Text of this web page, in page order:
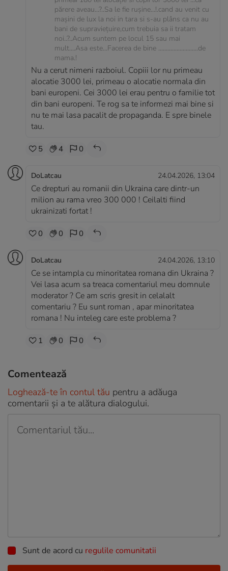
părere aveau...?..Sa le fie rușine...!.cand au venit cu
mașini de lux la noi in tara si s-au plâns ca nu au
bani de supraviețuire,cum trebuia sa ii tratam
noi..?..Acum suntem pe locul 15 sau mai
mult....Asa este...Facerea de bine ..........................de
mama.!
Nu a cerut nimeni razboiul. Copiii lor nu primeau
alocatie 3000 lei, primeau o alocatie normala din
bani europeni. Cei 3000 lei erau pentru o familie tot
din bani europeni. Te rog sa te informezi mai bine si
nu te mai lasa pacalit de propaganda. E spre binele
tau.
5 4 0
DoLatcau 24.04.2026, 13:04
Ce drepturi au romanii din Ukraina care dintr-un
milion au rama vreo 300 000 ! Ceilalti fiind
ukrainizati fortat !
0 0 0
DoLatcau 24.04.2026, 13:10
Ce se intampla cu minoritatea romana din Ukraina ?
Vei lasa acum sa treaca comentariul meu domnule
moderator ? Ce am scris gresit in celalalt
comentariu ? Eu sunt roman , apar minoritatea
romana ! Nu inteleg care este problema ?
1 0 0
Comentează
Loghează-te în contul tău pentru a adăuga
comentarii și a te alătura dialogului.
Sunt de acord cu regulile comunitatii